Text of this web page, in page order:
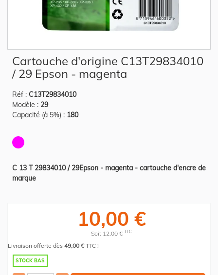
the
beginning
images
gallery
Cartouche d'origine C13T29834010
/ 29 Epson - magenta
Réf : C13T29834010
Modèle : 29
Capacité (à 5%) : 180
C 13 T 29834010 / 29Epson - magenta - cartouche d'encre de
marque
10,00 €
Soit 12,00 € TTC
Livraison offerte dès 49,00 €TTC !
STOCK BAS